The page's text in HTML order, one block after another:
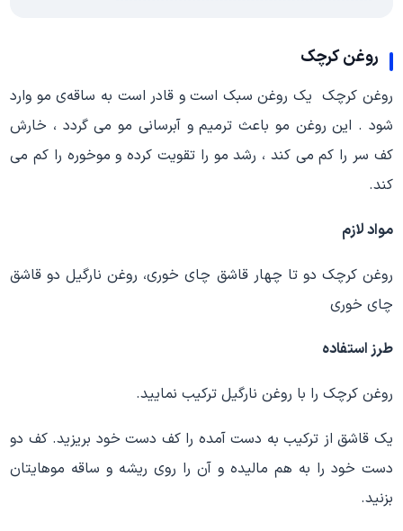
روغن کرچک
روغن کرچک یک روغن سبک است و قادر است به ساقه‌ی مو وارد
شود . این روغن مو باعث ترمیم و آبرسانی مو می گردد ، خارش
کف سر را کم می کند ، رشد مو را تقویت کرده و موخوره را کم می
کند.
مواد لازم
روغن کرچک دو تا چهار قاشق چای ‌خوری، روغن نارگیل دو قاشق
چای ‌خوری
طرز استفاده
روغن کرچک را با روغن نارگیل ترکیب نمایید.
یک قاشق از ترکیب به دست آمده را کف دست خود بریزید. کف دو
دست خود را به هم مالیده و آن را روی ریشه و ساقه موهایتان
بزنید.